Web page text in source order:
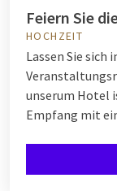
Feiern Sie
HOCHZEIT
Lassen Sie
unserum Hotel
Empfang mit